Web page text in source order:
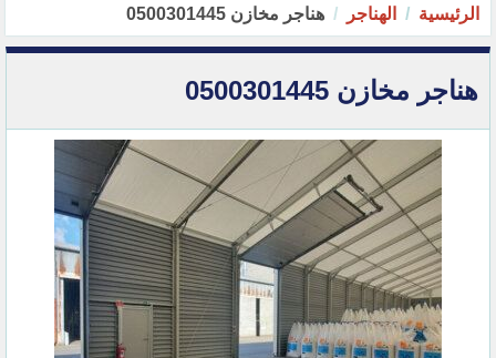
الرئيسية الهناجر هناجر مخازن 0500301445
هناجر مخازن 0500301445